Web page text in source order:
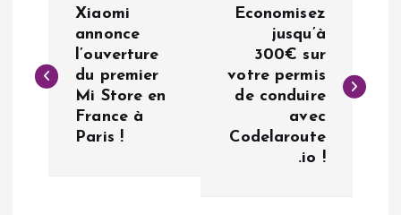
v
Xiaomi
annonce
l’ouverture
du premier
Mi Store en
France à
Paris !
Economisez
jusqu’à
300€ sur
votre permis
de conduire
avec
Codelaroute
.io !